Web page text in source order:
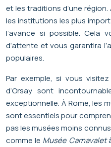
et les traditions d’une
les institutions les plus
l’avance si possible. Cela
d’attente et vous garantira
populaires.
Par exemple, si vous
d’Orsay sont
exceptionnelle. À Rome, les
sont essentiels pour
pas les musées moins
comme le Musée Carnavalet